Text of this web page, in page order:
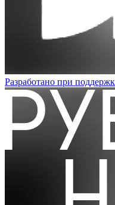
Разработано при